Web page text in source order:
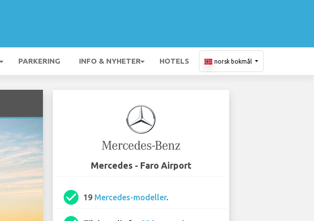
PARKERING INFO & NYHETER HOTELS norsk bokmål
Mercedes - Faro Airport
check_circle 19 Mercedes-modeller.